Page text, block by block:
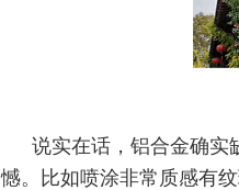
说实在话，铝合金确实
憾。比如喷涂非常质感有